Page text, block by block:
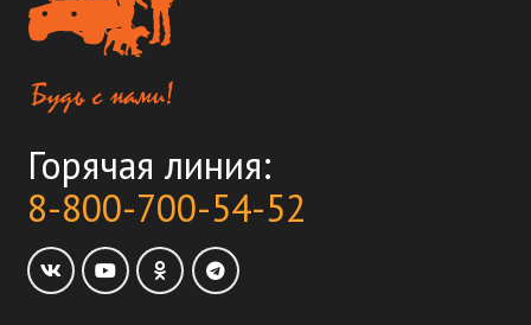
Горячая линия:
8-800-700-54-52